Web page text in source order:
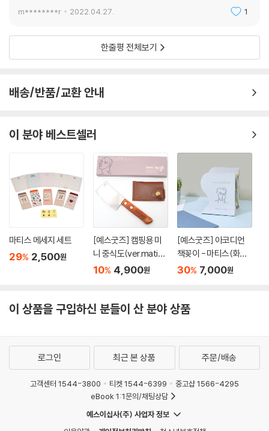
m********r 2022.04.27. 1
한줄평 전체보기
배송/반품/교환 안내
이 분야 베스트셀러
마티스 메세지 세트
29% 2,500원
[예스굿즈] 캠핑용 미
니 중식도(ver.matiss
e)+칼집포함
10% 4,900원
[예스굿즈] 아코디언
책꽂이 - 마티스(화이
트)
30% 7,000원
이 상품을 구입하신 분들이 산 분야 상품
로그인 최근 본 상품 주문/배송
고객센터 1544-3800 티켓 1544-6399
중고샵 1566-4295
eBook 1:1문의/채팅상담
예스이십사(주) 사업자 정보